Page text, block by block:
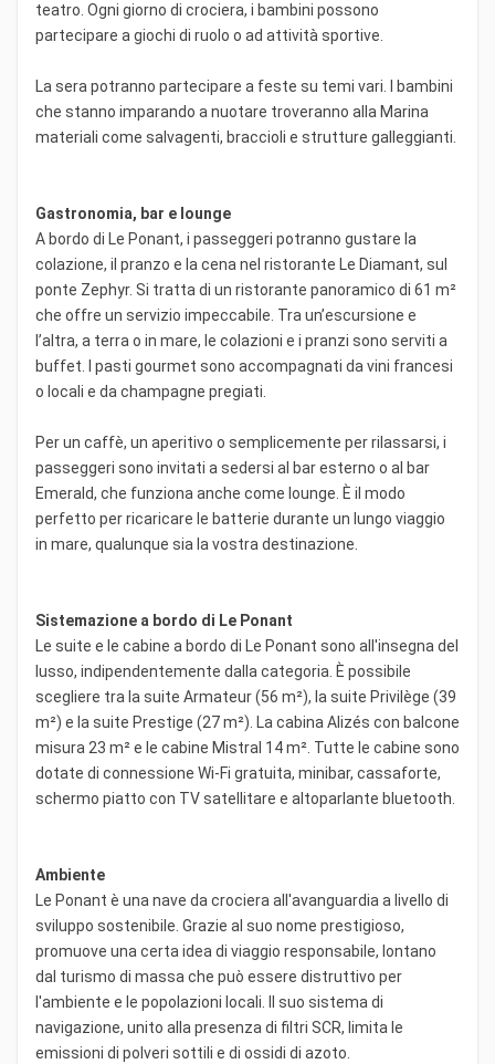
teatro. Ogni giorno di crociera, i bambini possono
partecipare a giochi di ruolo o ad attività sportive.
La sera potranno partecipare a feste su temi vari. I bambini
che stanno imparando a nuotare troveranno alla Marina
materiali come salvagenti, braccioli e strutture galleggianti.
Gastronomia, bar e lounge
A bordo di Le Ponant, i passeggeri potranno gustare la
colazione, il pranzo e la cena nel ristorante Le Diamant, sul
ponte Zephyr. Si tratta di un ristorante panoramico di 61 m²
che offre un servizio impeccabile. Tra un’escursione e
l’altra, a terra o in mare, le colazioni e i pranzi sono serviti a
buffet. I pasti gourmet sono accompagnati da vini francesi
o locali e da champagne pregiati.
Per un caffè, un aperitivo o semplicemente per rilassarsi, i
passeggeri sono invitati a sedersi al bar esterno o al bar
Emerald, che funziona anche come lounge. È il modo
perfetto per ricaricare le batterie durante un lungo viaggio
in mare, qualunque sia la vostra destinazione.
Sistemazione a bordo di Le Ponant
Le suite e le cabine a bordo di Le Ponant sono all'insegna del
lusso, indipendentemente dalla categoria. È possibile
scegliere tra la suite Armateur (56 m²), la suite Privilège (39
m²) e la suite Prestige (27 m²). La cabina Alizés con balcone
misura 23 m² e le cabine Mistral 14 m². Tutte le cabine sono
dotate di connessione Wi-Fi gratuita, minibar, cassaforte,
schermo piatto con TV satellitare e altoparlante bluetooth.
Ambiente
Le Ponant è una nave da crociera all'avanguardia a livello di
sviluppo sostenibile. Grazie al suo nome prestigioso,
promuove una certa idea di viaggio responsabile, lontano
dal turismo di massa che può essere distruttivo per
l'ambiente e le popolazioni locali. Il suo sistema di
navigazione, unito alla presenza di filtri SCR, limita le
emissioni di polveri sottili e di ossidi di azoto.